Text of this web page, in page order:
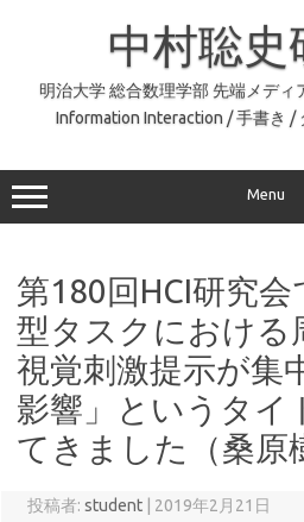
中村聡史
明治大学 総合数理学部 先端メディ
Information Interaction / 手書き /
Menu
第180回HCI研究会
型タスクにおける
視覚刺激提示が集
影響」というタイ
てきました（桑原
投稿者: student 2019年2月21日